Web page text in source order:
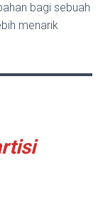
bagi sebuah
menarik